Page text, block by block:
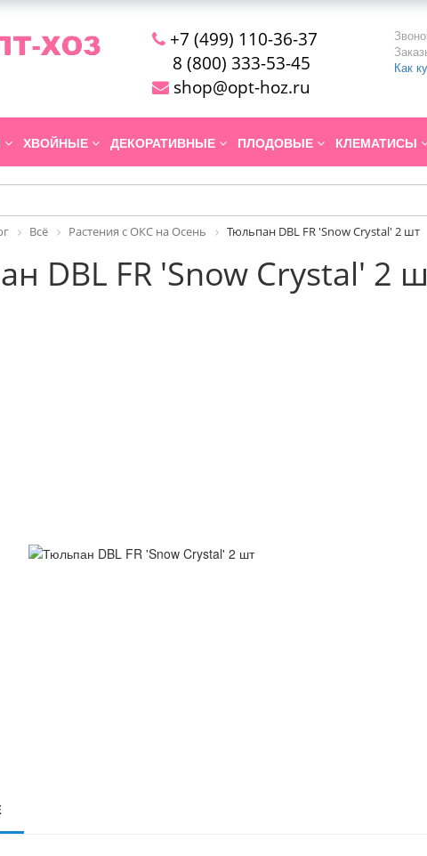
+7 (499) 110-36-37
8 (800) 333-53-45
shop@opt-hoz.ru
Как
ХВОЙНЫЕ ДЕКОРАТИВНЫЕ ПЛОДОВЫЕ КЛЕМАТИСЫ
Всё Растения с ОКС на Осень Тюльпан DBL FR 'Snow Crystal' 2 шт
DBL FR 'Snow Crystal' 2